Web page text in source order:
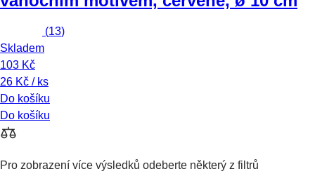
(13)
Skladem
103 Kč
26 Kč / ks
Do košíku
Do košíku
Pro zobrazení více výsledků odeberte některý z filtrů